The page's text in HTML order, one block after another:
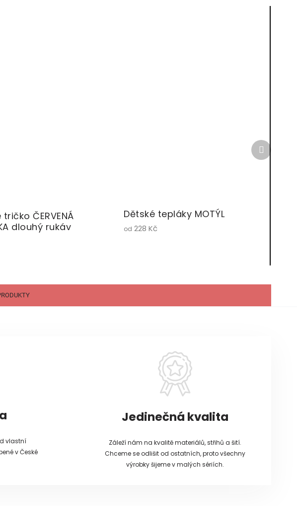
ČERVENÁ
dlouhý rukáv
Dětské tepláky MOTÝL
od 228 Kč
Další
produkt
vlastní
v České
Jedinečná kvalita
Záleží nám na kvalitě materiálů, střihů a šití.
Chceme se odlišit od ostatních, proto všechny
výrobky šijeme v malých sériích.